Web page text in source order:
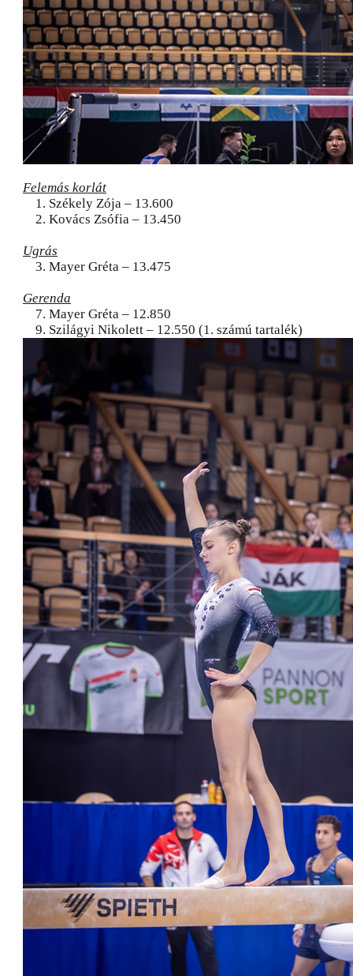
Felemás korlát
1. Székely Zója – 13.600
2. Kovács Zsófia – 13.450
Ugrás
3. Mayer Gréta – 13.475
Gerenda
7. Mayer Gréta – 12.850
9. Szilágyi Nikolett – 12.550 (1. számú tartalék)